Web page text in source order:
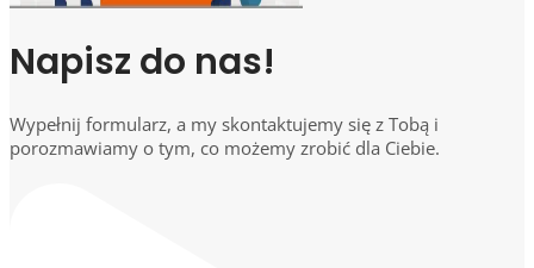
Napisz do nas!
Wypełnij formularz, a my skontaktujemy się z Tobą i
porozmawiamy o tym, co możemy zrobić dla Ciebie.